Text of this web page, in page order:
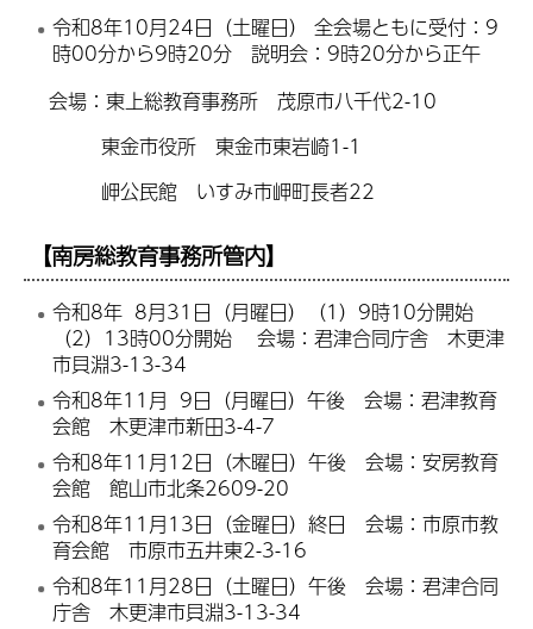
令和8年10月24日（土曜日） 全会場ともに受付：9
時00分から9時20分 説明会：9時20分から正午
会場：東上総教育事務所 茂原市八千代2-10
東金市役所 東金市東岩崎1-1
岬公民館 いすみ市岬町長者22
【南房総教育事務所管内】
令和8年 8月31日（月曜日）（1）9時10分開始
（2）13時00分開始 会場：君津合同庁舎 木更津
市貝淵3-13-34
令和8年11月 9日（月曜日）午後 会場：君津教育
会館 木更津市新田3-4-7
令和8年11月12日（木曜日）午後 会場：安房教育
会館 館山市北条2609-20
令和8年11月13日（金曜日）終日 会場：市原市教
育会館 市原市五井東2-3-16
令和8年11月28日（土曜日）午後 会場：君津合同
庁舎 木更津市貝淵3-13-34